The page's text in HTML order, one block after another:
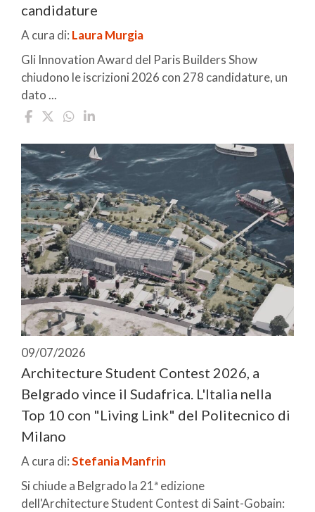
candidature
A cura di: Laura Murgia
Gli Innovation Award del Paris Builders Show
chiudono le iscrizioni 2026 con 278 candidature, un
dato ...
09/07/2026
Architecture Student Contest 2026, a
Belgrado vince il Sudafrica. L'Italia nella
Top 10 con "Living Link" del Politecnico di
Milano
A cura di:Stefania Manfrin
Si chiude a Belgrado la 21ª edizione
dell'Architecture Student Contest di Saint-Gobain: